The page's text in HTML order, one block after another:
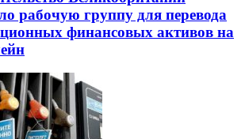
рабочую группу для перевода
финансовых активов на